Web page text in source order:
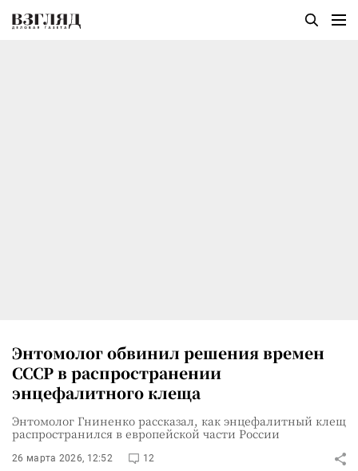
Энтомолог обвинил решения времен
СССР в распространении
энцефалитного клеща
Энтомолог Гниненко рассказал, как энцефалитный клещ
распространился в европейской части России
26 марта 2026, 12:52 12